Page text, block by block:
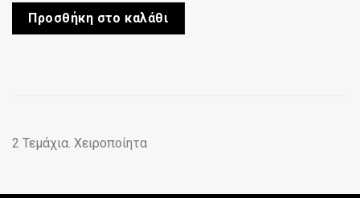
Προσθήκη στο καλάθι
2 Τεμάχια. Χειροποίητα